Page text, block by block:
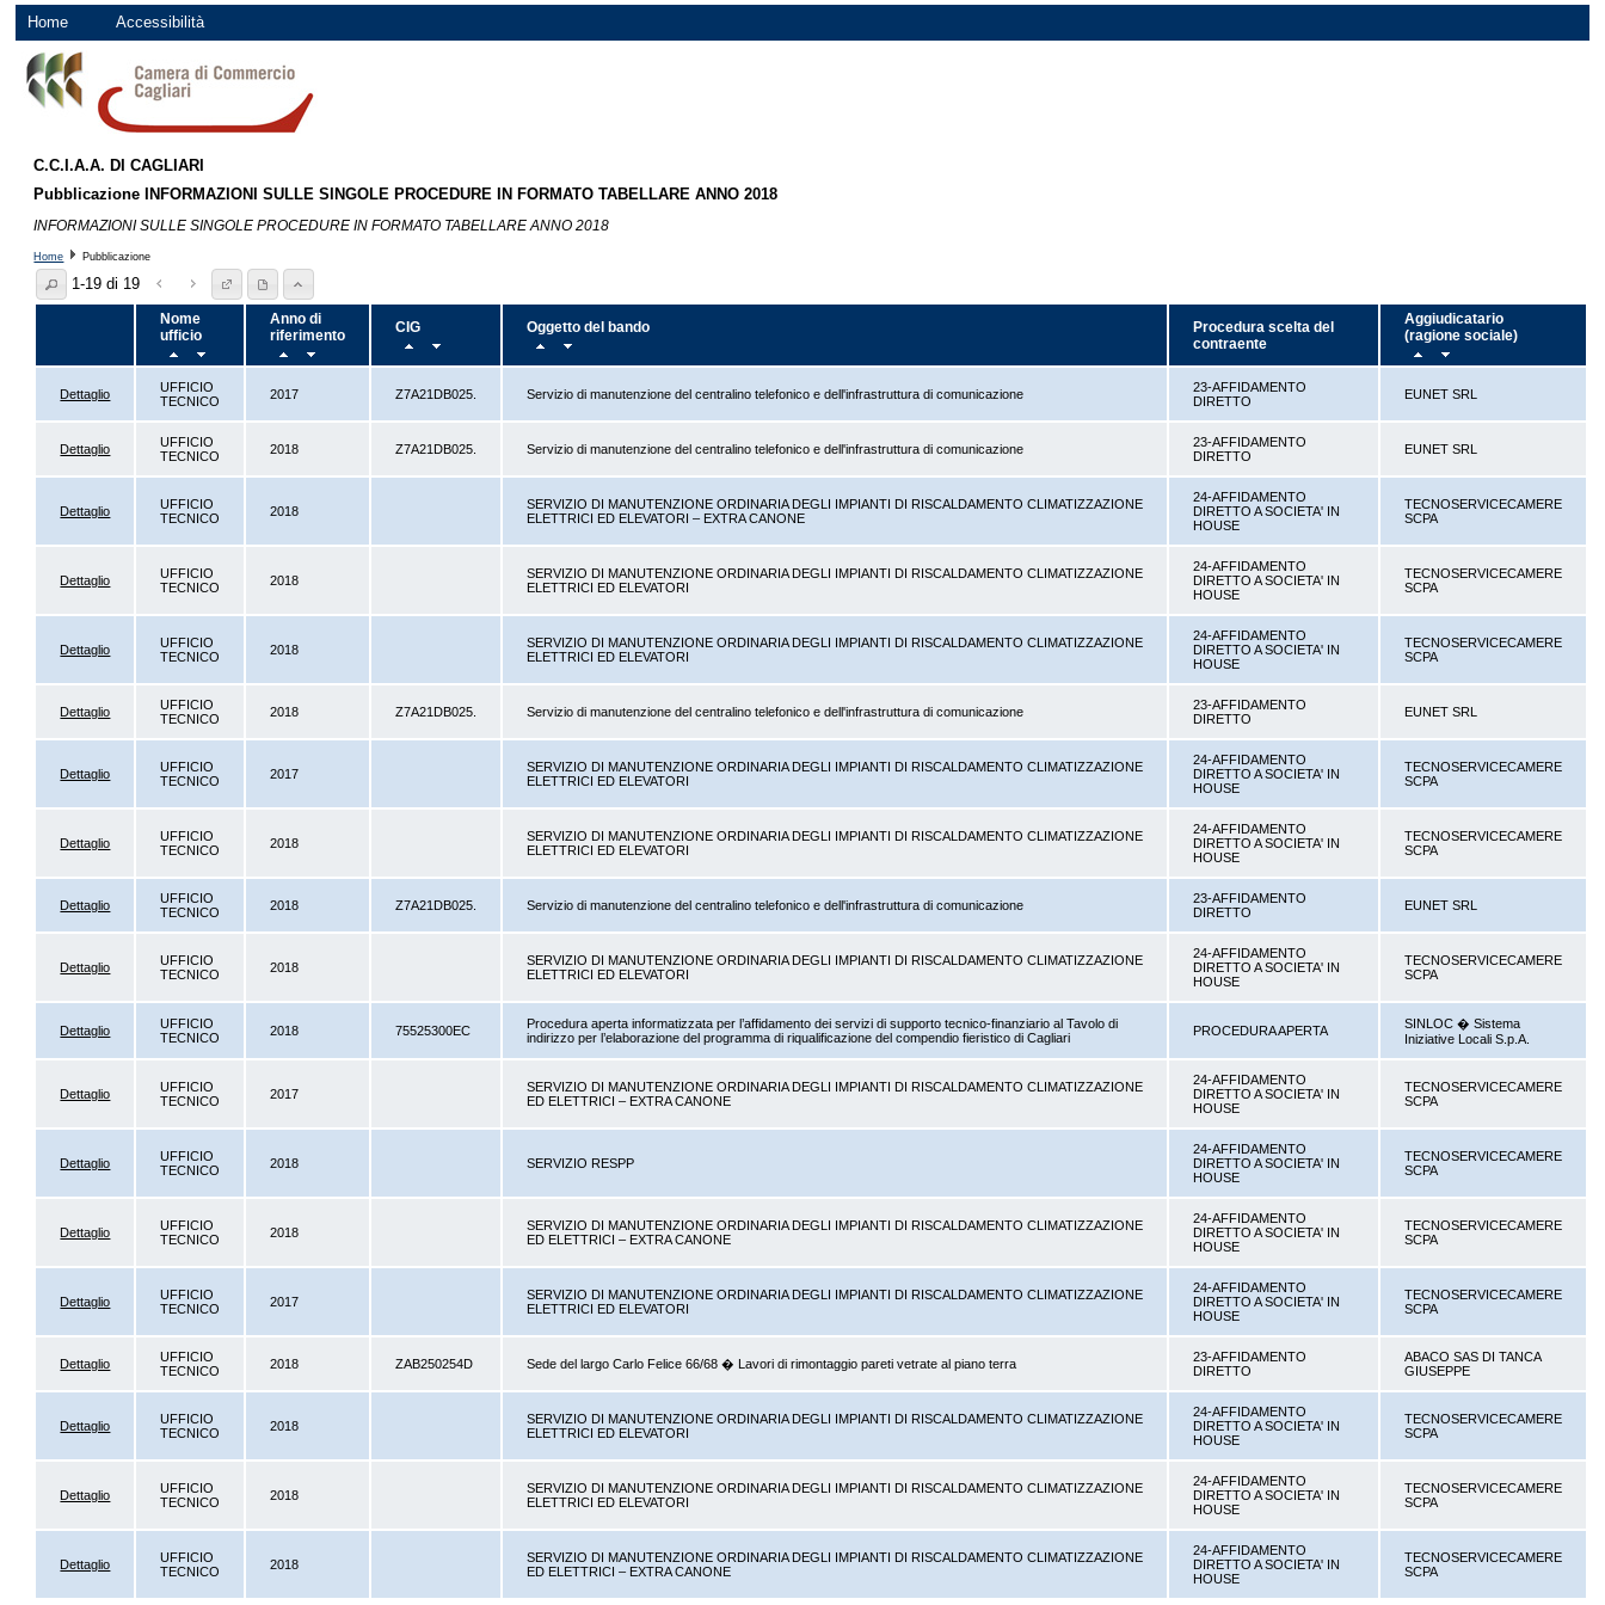
Home Accessibilità
C.C.I.A.A. DI CAGLIARI
Pubblicazione INFORMAZIONI SULLE SINGOLE PROCEDURE IN FORMATO TABELLARE ANNO 2018
INFORMAZIONI SULLE SINGOLE PROCEDURE IN FORMATO TABELLARE ANNO 2018
Home Pubblicazione
1-19 di 19
Nome
ufficio
Anno di
riferimento
CIG Oggetto del bando
Procedura scelta del
contraente
Aggiudicatario
(ragione sociale)
Dettaglio
UFFICIO
TECNICO
2017 Z7A21DB025. Servizio di manutenzione del centralino telefonico e dell'infrastruttura di comunicazione
23-AFFIDAMENTO
DIRETTO
EUNET SRL
Dettaglio
UFFICIO
TECNICO
2018 Z7A21DB025. Servizio di manutenzione del centralino telefonico e dell'infrastruttura di comunicazione
23-AFFIDAMENTO
DIRETTO
EUNET SRL
Dettaglio
UFFICIO
TECNICO
2018
SERVIZIO DI MANUTENZIONE ORDINARIA DEGLI IMPIANTI DI RISCALDAMENTO CLIMATIZZAZIONE
ELETTRICI ED ELEVATORI – EXTRA CANONE
24-AFFIDAMENTO
DIRETTO A SOCIETA' IN
HOUSE
TECNOSERVICECAMERE
SCPA
Dettaglio
UFFICIO
TECNICO
2018
SERVIZIO DI MANUTENZIONE ORDINARIA DEGLI IMPIANTI DI RISCALDAMENTO CLIMATIZZAZIONE
ELETTRICI ED ELEVATORI
24-AFFIDAMENTO
DIRETTO A SOCIETA' IN
HOUSE
TECNOSERVICECAMERE
SCPA
Dettaglio
UFFICIO
TECNICO
2018
SERVIZIO DI MANUTENZIONE ORDINARIA DEGLI IMPIANTI DI RISCALDAMENTO CLIMATIZZAZIONE
ELETTRICI ED ELEVATORI
24-AFFIDAMENTO
DIRETTO A SOCIETA' IN
HOUSE
TECNOSERVICECAMERE
SCPA
Dettaglio
UFFICIO
TECNICO
2018 Z7A21DB025. Servizio di manutenzione del centralino telefonico e dell'infrastruttura di comunicazione
23-AFFIDAMENTO
DIRETTO
EUNET SRL
Dettaglio
UFFICIO
TECNICO
2017
SERVIZIO DI MANUTENZIONE ORDINARIA DEGLI IMPIANTI DI RISCALDAMENTO CLIMATIZZAZIONE
ELETTRICI ED ELEVATORI
24-AFFIDAMENTO
DIRETTO A SOCIETA' IN
HOUSE
TECNOSERVICECAMERE
SCPA
Dettaglio
UFFICIO
TECNICO
2018
SERVIZIO DI MANUTENZIONE ORDINARIA DEGLI IMPIANTI DI RISCALDAMENTO CLIMATIZZAZIONE
ELETTRICI ED ELEVATORI
24-AFFIDAMENTO
DIRETTO A SOCIETA' IN
HOUSE
TECNOSERVICECAMERE
SCPA
Dettaglio
UFFICIO
TECNICO
2018 Z7A21DB025. Servizio di manutenzione del centralino telefonico e dell'infrastruttura di comunicazione
23-AFFIDAMENTO
DIRETTO
EUNET SRL
Dettaglio
UFFICIO
TECNICO
2018
SERVIZIO DI MANUTENZIONE ORDINARIA DEGLI IMPIANTI DI RISCALDAMENTO CLIMATIZZAZIONE
ELETTRICI ED ELEVATORI
24-AFFIDAMENTO
DIRETTO A SOCIETA' IN
HOUSE
TECNOSERVICECAMERE
SCPA
Dettaglio
UFFICIO
TECNICO
2018 75525300EC
Procedura aperta informatizzata per l’affidamento dei servizi di supporto tecnico-finanziario al Tavolo di
indirizzo per l’elaborazione del programma di riqualificazione del compendio fieristico di Cagliari
PROCEDURA APERTA
SINLOC � Sistema
Iniziative Locali S.p.A.
Dettaglio
UFFICIO
TECNICO
2017
SERVIZIO DI MANUTENZIONE ORDINARIA DEGLI IMPIANTI DI RISCALDAMENTO CLIMATIZZAZIONE
ED ELETTRICI – EXTRA CANONE
24-AFFIDAMENTO
DIRETTO A SOCIETA' IN
HOUSE
TECNOSERVICECAMERE
SCPA
Dettaglio
UFFICIO
TECNICO
2018 SERVIZIO RESPP
24-AFFIDAMENTO
DIRETTO A SOCIETA' IN
HOUSE
TECNOSERVICECAMERE
SCPA
Dettaglio
UFFICIO
TECNICO
2018
SERVIZIO DI MANUTENZIONE ORDINARIA DEGLI IMPIANTI DI RISCALDAMENTO CLIMATIZZAZIONE
ED ELETTRICI – EXTRA CANONE
24-AFFIDAMENTO
DIRETTO A SOCIETA' IN
HOUSE
TECNOSERVICECAMERE
SCPA
Dettaglio
UFFICIO
TECNICO
2017
SERVIZIO DI MANUTENZIONE ORDINARIA DEGLI IMPIANTI DI RISCALDAMENTO CLIMATIZZAZIONE
ELETTRICI ED ELEVATORI
24-AFFIDAMENTO
DIRETTO A SOCIETA' IN
HOUSE
TECNOSERVICECAMERE
SCPA
Dettaglio
UFFICIO
TECNICO
2018 ZAB250254D Sede del largo Carlo Felice 66/68 � Lavori di rimontaggio pareti vetrate al piano terra
23-AFFIDAMENTO
DIRETTO
ABACO SAS DI TANCA
GIUSEPPE
Dettaglio
UFFICIO
TECNICO
2018
SERVIZIO DI MANUTENZIONE ORDINARIA DEGLI IMPIANTI DI RISCALDAMENTO CLIMATIZZAZIONE
ELETTRICI ED ELEVATORI
24-AFFIDAMENTO
DIRETTO A SOCIETA' IN
HOUSE
TECNOSERVICECAMERE
SCPA
Dettaglio
UFFICIO
TECNICO
2018
SERVIZIO DI MANUTENZIONE ORDINARIA DEGLI IMPIANTI DI RISCALDAMENTO CLIMATIZZAZIONE
ELETTRICI ED ELEVATORI
24-AFFIDAMENTO
DIRETTO A SOCIETA' IN
HOUSE
TECNOSERVICECAMERE
SCPA
Dettaglio
UFFICIO
TECNICO
2018
SERVIZIO DI MANUTENZIONE ORDINARIA DEGLI IMPIANTI DI RISCALDAMENTO CLIMATIZZAZIONE
ED ELETTRICI – EXTRA CANONE
24-AFFIDAMENTO
DIRETTO A SOCIETA' IN
HOUSE
TECNOSERVICECAMERE
SCPA